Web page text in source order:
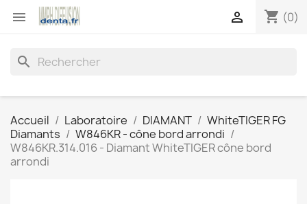
 shopping_cart (0)

search
Accueil Laboratoire DIAMANT
WhiteTIGER FG
Diamants
W846KR - cône bord arrondi
W846KR.314.016 - Diamant WhiteTIGER cône bord
arrondi